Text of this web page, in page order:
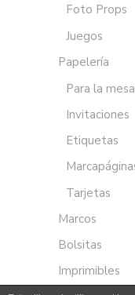
Foto Props
Juegos
Papelería
Para la mesa
Invitaciones
Etiquetas
Tarjetas
Marcos
Bolsitas
Imprimibles